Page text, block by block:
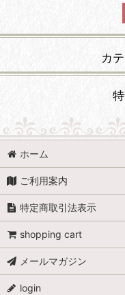
カ
Lizbeth(リズベス)
DMCレース糸
Olympus（オリム
フジックス Art
大黒絲業シルク糸
はじめてのタティ
ニードルタティン
バッグ・ポーチキ
ドイリー特集
襟・ヨーク・スカー
ホーム
ご利用案内
特定商取引法表示
shopping cart
メールマガジン
login